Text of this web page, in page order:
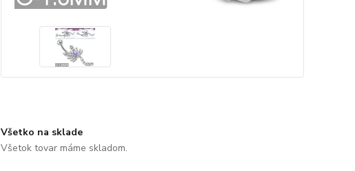
Všetko na sklade
Všetok tovar máme skladom.